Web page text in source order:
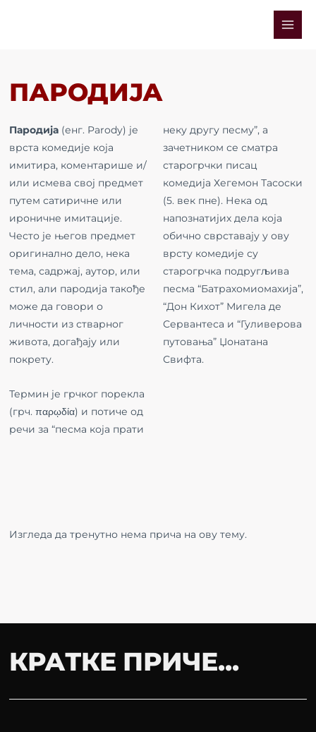
Main
ПАРОДИЈА
Пародија (енг. Parody) је
врста комедије која
имитира, коментарише и/
или исмева свој предмет
путем сатиричне или
ироничне имитације.
Често је његов предмет
оригинално дело, нека
тема, садржај, аутор, или
стил, али пародија такође
може да говори о
личности из стварног
живота, догађају или
покрету.
Термин је грчког порекла
(грч. παρῳδία) и потиче од
речи за “песма која прати
неку другу песму”, а
зачетником се сматра
старогрчки писац
комедија Хегемон Тасоски
(5. век пне). Нека од
напознатијих дела која
обично сврставају у ову
врсту комедије су
старогрчка подругљива
песма “Батрахомиомахија”,
“Дон Кихот” Мигела де
Сервантеса и “Гуливерова
путовања” Џонатана
Свифта.
Изгледа да тренутно нема прича на ову тему.
КРАТКЕ ПРИЧЕ...